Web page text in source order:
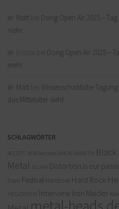
Matt
Dong Open Air 2025 –
mehr
Dong Open Air 2025 –
mehr
Matt
Wissenschaftliche
das Mittelalter sieht
SCHLAGWÖRTER
ACCEPT AFM Records AMON AMARTH Black
Metal
DELAIN Distortion is our
Essen Festival Hardcore Hard Rock
HELLOWEEN Interview Iron Maiden Köln